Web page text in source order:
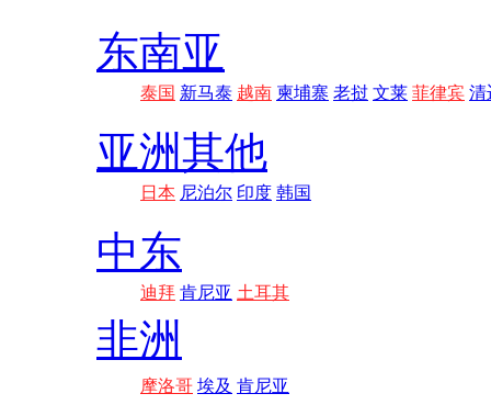
东南亚
泰国 新马泰 越南 柬埔寨 老挝 文莱 菲律宾 清
亚洲其他
日本 尼泊尔 印度 韩国
中东
迪拜 肯尼亚 土耳其
非洲
摩洛哥 埃及 肯尼亚